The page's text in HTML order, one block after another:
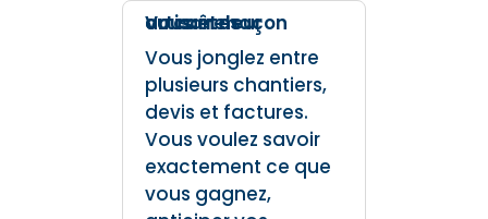
Vous êtes artisan maçon ou carreleur
Vous jonglez entre
plusieurs chantiers,
devis et factures.
Vous voulez savoir
exactement ce que
vous gagnez,